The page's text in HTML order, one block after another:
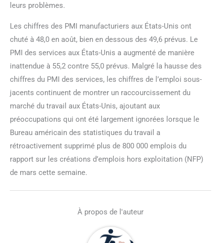
leurs problèmes.
Les chiffres des PMI manufacturiers aux États-Unis ont
chuté à 48,0 en août, bien en dessous des 49,6 prévus. Le
PMI des services aux États-Unis a augmenté de manière
inattendue à 55,2 contre 55,0 prévus. Malgré la hausse des
chiffres du PMI des services, les chiffres de l’emploi sous-
jacents continuent de montrer un raccourcissement du
marché du travail aux États-Unis, ajoutant aux
préoccupations qui ont été largement ignorées lorsque le
Bureau américain des statistiques du travail a
rétroactivement supprimé plus de 800 000 emplois du
rapport sur les créations d’emplois hors exploitation (NFP)
de mars cette semaine.
À propos de l'auteur